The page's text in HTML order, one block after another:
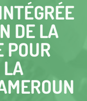
DE LA
POUR
LA